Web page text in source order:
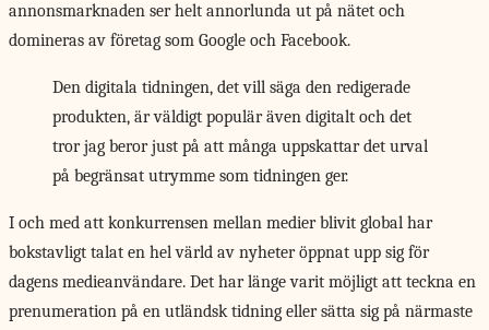
annonsmarknaden ser helt annorlunda ut på nätet och
domineras av företag som Google och Facebook.
Den digitala tidningen, det vill säga den redigerade
produkten, är väldigt populär även digitalt och det
tror jag beror just på att många uppskattar det urval
på begränsat utrymme som tidningen ger.
I och med att konkurrensen mellan medier blivit global har
bokstavligt talat en hel värld av nyheter öppnat upp sig för
dagens medieanvändare. Det har länge varit möjligt att teckna en
prenumeration på en utländsk tidning eller sätta sig på närmaste